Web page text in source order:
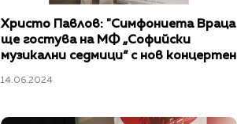
Христо Павлов: "Симфониета Враца
ще гостува на МФ „Софийски
музикални седмици“ с нов концертен
14.06.2024